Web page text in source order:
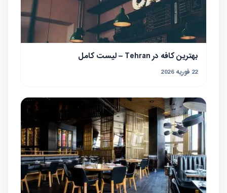
بهترین کافه در Tehran – لیست کامل
22 فوریه 2026